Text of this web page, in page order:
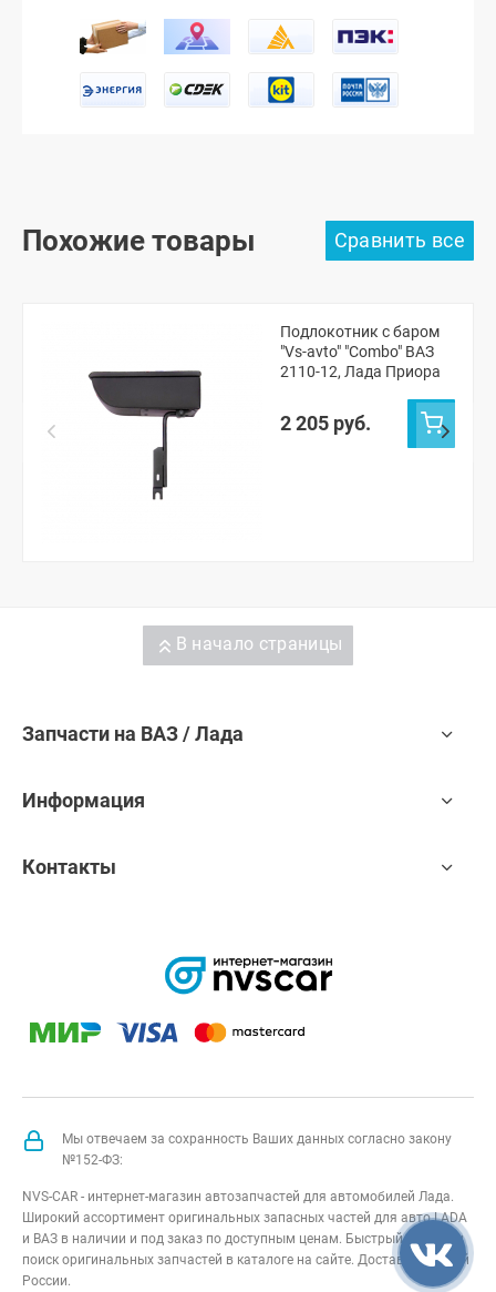
Похожие товары
Подлокотник с баром
"Vs-avto" "Combo" ВАЗ
2110-12, Лада Приора
2 205 руб.
В начало страницы
Запчасти на ВАЗ / Лада
Информация
Контакты
Мы отвечаем за сохранность Ваших данных согласно закону
№152-ФЗ:
NVS-CAR - интернет-магазин автозапчастей для автомобилей Лада.
Широкий ассортимент оригинальных запасных частей для авто LADA
и ВАЗ в наличии и под заказ по доступным ценам. Быстрый подбор и
поиск оригинальных запчастей в каталоге на сайте. Доставка по всей
России.